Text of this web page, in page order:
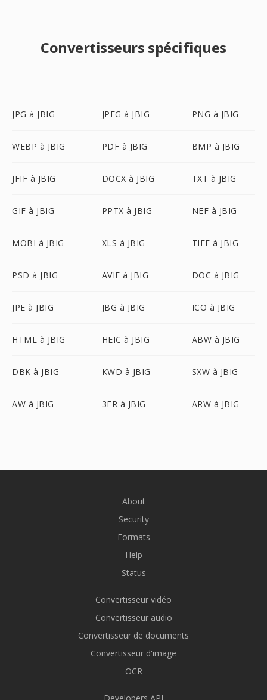
Convertisseurs spécifiques
JPG à JBIG JPEG à JBIG PNG à JBIG
WEBP à JBIG PDF à JBIG BMP à JBIG
JFIF à JBIG DOCX à JBIG TXT à JBIG
GIF à JBIG PPTX à JBIG NEF à JBIG
MOBI à JBIG XLS à JBIG TIFF à JBIG
PSD à JBIG AVIF à JBIG DOC à JBIG
JPE à JBIG JBG à JBIG ICO à JBIG
HTML à JBIG HEIC à JBIG ABW à JBIG
DBK à JBIG KWD à JBIG SXW à JBIG
AW à JBIG 3FR à JBIG ARW à JBIG
About
Security
Formats
Help
Status
Convertisseur vidéo
Convertisseur audio
Convertisseur de documents
Convertisseur d'image
OCR